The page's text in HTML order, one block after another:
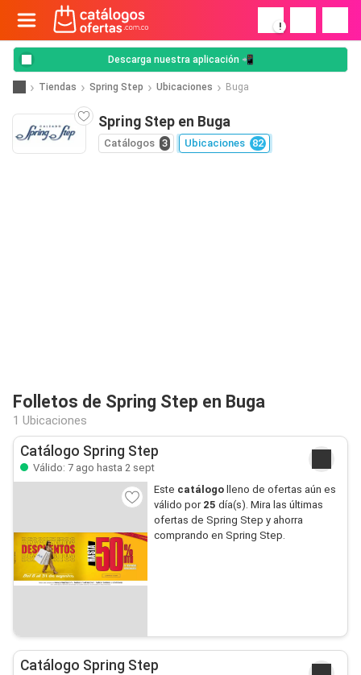
!
Descarga nuestra aplicación 📲
Tiendas Spring Step Ubicaciones Buga
Spring Step en Buga
Catálogos 3 Ubicaciones 82
Folletos de Spring Step en Buga
1 Ubicaciones
Catálogo Spring Step
Válido: 7 ago hasta 2 sept
Este catálogolleno de ofertas aún es
válido por 25 día(s). Mira las últimas
ofertas de Spring Step y ahorra
comprando en Spring Step.
Catálogo Spring Step